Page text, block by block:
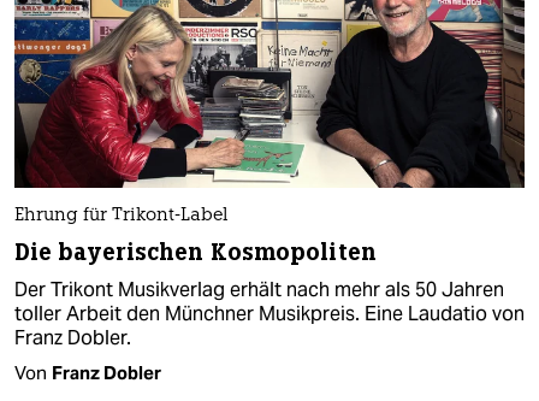
Ehrung für Trikont-Label
Die bayerischen Kosmopoliten
Der Trikont Musikverlag erhält nach mehr als 50 Jahren
toller Arbeit den Münchner Musikpreis. Eine Laudatio von
Franz Dobler.
Von Franz Dobler